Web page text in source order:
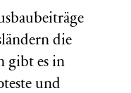
die
gibt es in
und